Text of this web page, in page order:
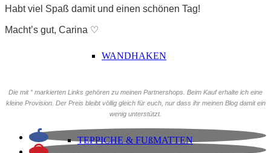
WANDHAKEN
TEPPICHE & FUßMATTEN
Habt viel Spaß damit und einen schönen Tag!
Macht’s gut, Carina ♡
Die mit ° markierten Links gehören zu meinen Partnershops. Beim Kauf erhalte ich eine
kleine Provision. Der Preis bleibt völlig gleich für euch, nur dass ihr meinen Blog damit ein
wenig unterstützt.